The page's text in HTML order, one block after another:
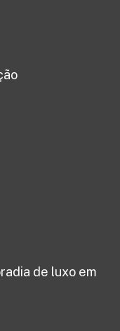
de luxo em